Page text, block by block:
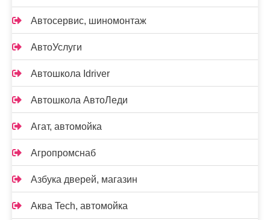
Автосервис, шиномонтаж
АвтоУслуги
Автошкола Idriver
Автошкола АвтоЛеди
Агат, автомойка
Агропромснаб
Азбука дверей, магазин
Аква Tech, автомойка